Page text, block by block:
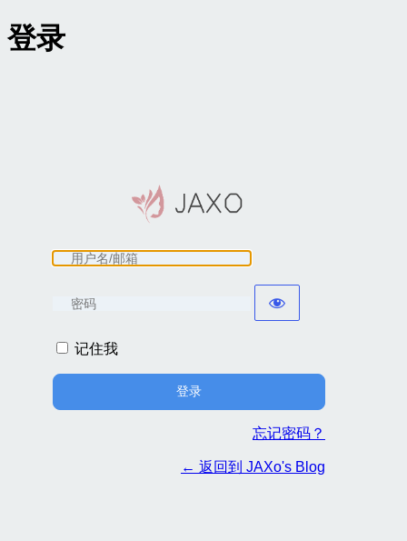
登录
记住我
忘记密码？
← 返回到 JAXo's Blog